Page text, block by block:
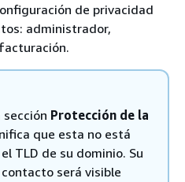
de privacidad
administrador,
sección Protección de la
que esta no está
TLD de su dominio. Su
será visible